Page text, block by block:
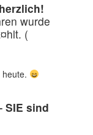
wurde
(
heute.
SIE sind